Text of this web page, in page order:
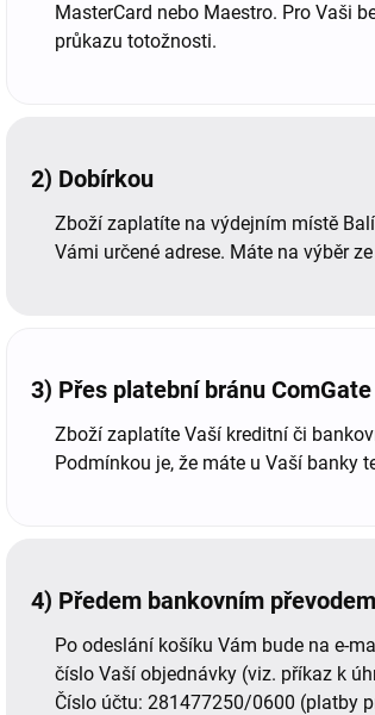
MasterCard nebo Maestro. Pro Vaši
průkazu totožnosti.
2) Dobírkou
Zboží zaplatíte na výdejním místě
Vámi určené adrese. Máte na výběr
3) Přes platební bránu ComGate
Zboží zaplatíte Vaší kreditní či
Podmínkou je, že máte u Vaší banky
4) Předem bankovním převodem
Po odeslání košíku Vám bude na e-
číslo Vaší objednávky (viz. příkaz k
Číslo účtu: 281477250/0600 (platby